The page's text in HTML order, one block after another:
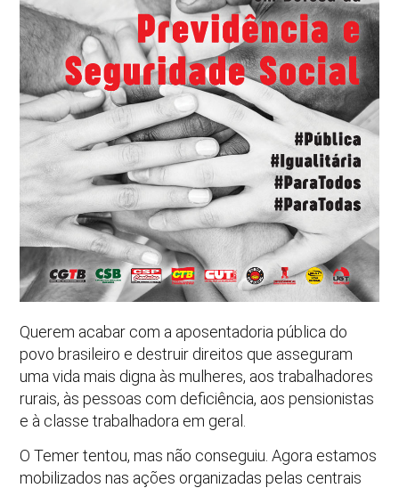
Querem acabar com a aposentadoria pública do
povo brasileiro e destruir direitos que asseguram
uma vida mais digna às mulheres, aos trabalhadores
rurais, às pessoas com deficiência, aos pensionistas
e à classe trabalhadora em geral.
O Temer tentou, mas não conseguiu. Agora estamos
mobilizados nas ações organizadas pelas centrais